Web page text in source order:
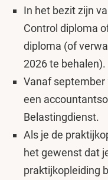
In het bezit zijn
Control diploma
diploma (of
2026 te behalen).
Vanaf september
een
Belastingdienst.
Als je de
het gewenst dat
praktijkopleiding